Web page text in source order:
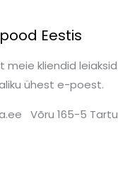
Eestis
meie kliendid leiaksid
ühest e-poest.
Võru 165-5 Tartu